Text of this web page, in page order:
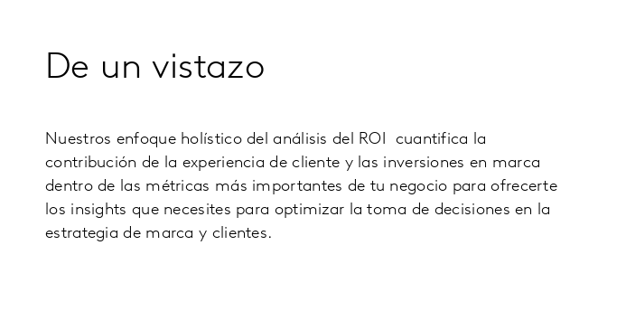
De un vistazo
Nuestros enfoque holístico del análisis del ROI cuantifica la
contribución de la experiencia de cliente y las inversiones en marca
dentro de las métricas más importantes de tu negocio para ofrecerte
los insights que necesites para optimizar la toma de decisiones en la
estrategia de marca y clientes.